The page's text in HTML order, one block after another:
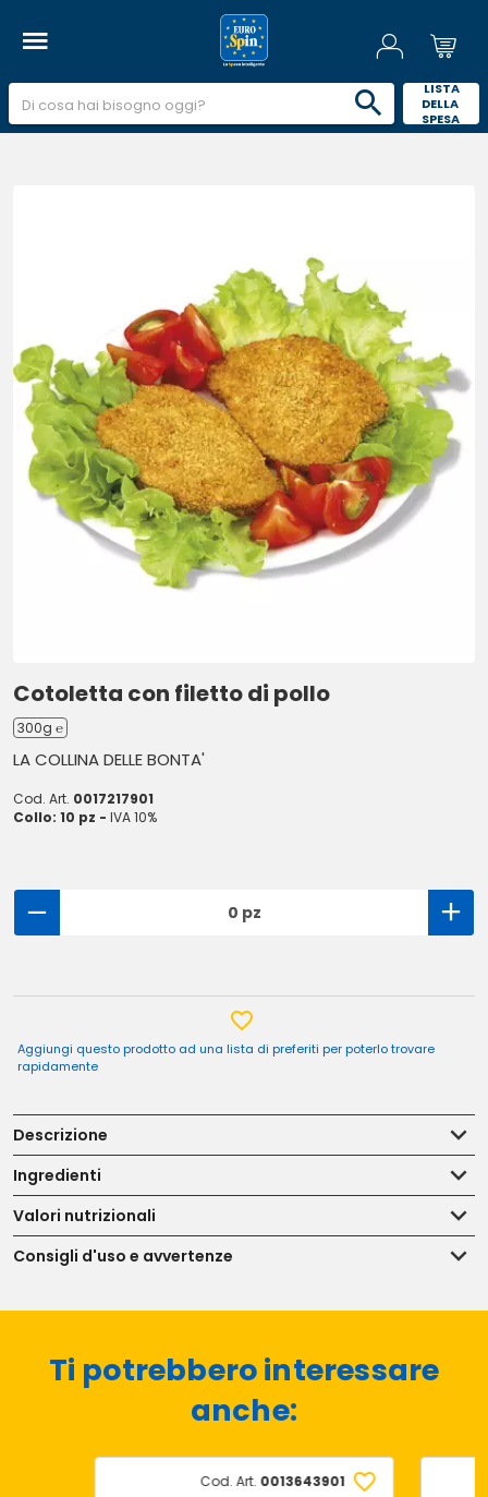
LISTA
DELLA
SPESA
Cotoletta con filetto di pollo
300g ℮
LA COLLINA DELLE BONTA'
Cod. Art. 0017217901
Collo: 10 pz - IVA 10%
0 pz
Aggiungi questo prodotto ad una lista di preferiti per poterlo trovare
rapidamente
Descrizione
Ingredienti
Valori nutrizionali
Consigli d'uso e avvertenze
Ti potrebbero interessare
anche:
Cod. Art. 0013643901